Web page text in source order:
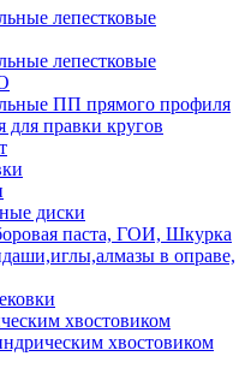
лепестковые
лепестковые
ПП прямого профиля
для правки кругов
диски
паста, ГОИ, Шкурка
в оправе,
хвостовиком
хвостовиком